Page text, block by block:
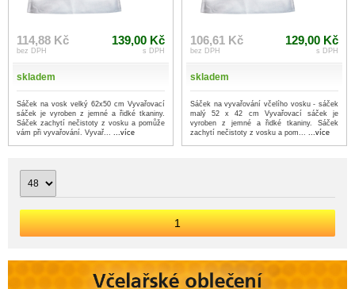
114,88 Kč
bez DPH
139,00 Kč
s DPH
skladem
Sáček na vosk velký 62x50 cm Vyvařovací
sáček je vyroben z jemné a řidké tkaniny.
Sáček zachytí nečistoty z vosku a pomůže
vám při vyvařování. Vyvař... ...více
106,61 Kč
bez DPH
129,00 Kč
s DPH
skladem
Sáček na vyvařování včelího vosku - sáček
malý 52 x 42 cm Vyvařovací sáček je
vyroben z jemné a řidké tkaniny. Sáček
zachytí nečistoty z vosku a pom... ...více
1